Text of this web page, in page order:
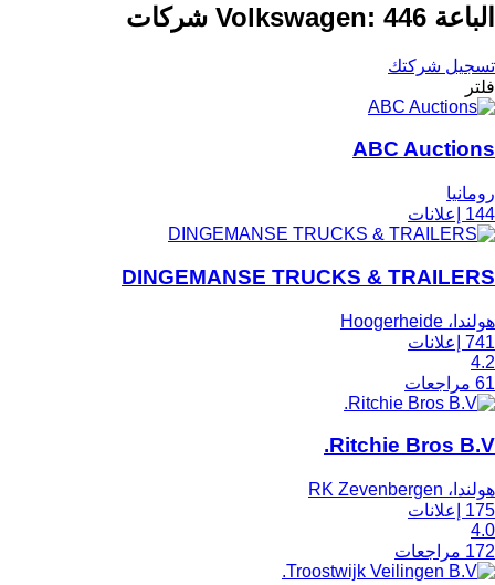
الباعة Volkswagen: 446 شركات
تسجيل شركتك
فلتر
ABC Auctions
رومانيا
144 إعلانات
DINGEMANSE TRUCKS & TRAILERS
هولندا، Hoogerheide
741 إعلانات
4.2
61 مراجعات
Ritchie Bros B.V.
هولندا، RK Zevenbergen
175 إعلانات
4.0
172 مراجعات